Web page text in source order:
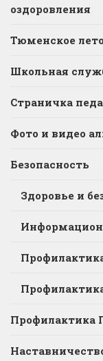
оздоровления
Тюменское лето
Школьная
Страничка
Фото и видео
Безопасность
Здоровье и
Профилактика